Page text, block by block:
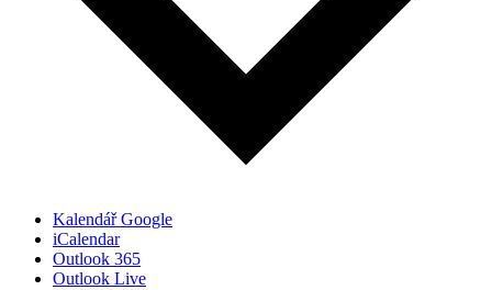
Kalendář Google
iCalendar
Outlook 365
Outlook Live